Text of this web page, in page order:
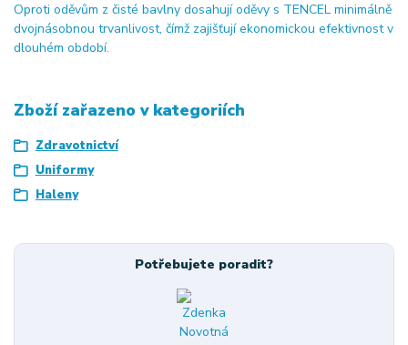
Oproti oděvům z čisté bavlny dosahují oděvy s TENCEL minimálně
dvojnásobnou trvanlivost, čímž zajišťují ekonomickou efektivnost v
dlouhém období.
Zboží zařazeno v kategoriích
Zdravotnictví
Uniformy
Haleny
Potřebujete poradit?